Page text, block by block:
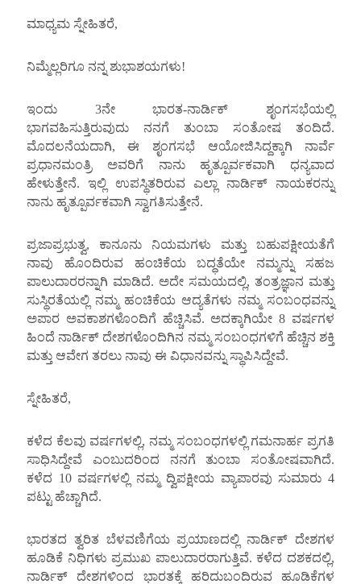
ಮಾಧ್ಯಮ ಸ್ನೇಹಿತರೆ,
ನಿಮ್ಮೆಲ್ಲರಿಗೂ ನನ್ನ ಶುಭಾಶಯಗಳು!
ಇಂದು 3ನೇ ಭಾರತ-ನಾರ್ಡಿಕ್ ಶೃಂಗಸಭೆಯಲ್ಲಿ
ಭಾಗವಹಿಸುತ್ತಿರುವುದು ನನಗೆ ತುಂಬಾ ಸಂತೋಷ ತಂದಿದೆ.
ಮೊದಲನೆಯದಾಗಿ, ಈ ಶೃಂಗಸಭೆ ಆಯೋಜಿಸಿದ್ದಕ್ಕಾಗಿ ನಾರ್ವೆ
ಪ್ರಧಾನಮಂತ್ರಿ ಅವರಿಗೆ ನಾನು ಹೃತ್ಪೂರ್ವಕವಾಗಿ ಧನ್ಯವಾದ
ಹೇಳುತ್ತೇನೆ. ಇಲ್ಲಿ ಉಪಸ್ಥಿತರಿರುವ ಎಲ್ಲಾ ನಾರ್ಡಿಕ್ ನಾಯಕರನ್ನು
ನಾನು ಹೃತ್ಪೂರ್ವಕವಾಗಿ ಸ್ವಾಗತಿಸುತ್ತೇನೆ.
ಪ್ರಜಾಪ್ರಭುತ್ವ, ಕಾನೂನು ನಿಯಮಗಳು ಮತ್ತು ಬಹುಪಕ್ಷೀಯತೆಗೆ
ನಾವು ಹೊಂದಿರುವ ಹಂಚಿಕೆಯ ಬದ್ಧತೆಯೇ ನಮ್ಮನ್ನು ಸಹಜ
ಪಾಲುದಾರರನ್ನಾಗಿ ಮಾಡಿದೆ. ಅದೇ ಸಮಯದಲ್ಲಿ, ತಂತ್ರಜ್ಞಾನ ಮತ್ತು
ಸುಸ್ಥಿರತೆಯಲ್ಲಿ ನಮ್ಮ ಹಂಚಿಕೆಯ ಆದ್ಯತೆಗಳು ನಮ್ಮ ಸಂಬಂಧವನ್ನು
ಅಪಾರ ಅವಕಾಶಗಳೊಂದಿಗೆ ಹೆಚ್ಚಿಸಿವೆ. ಅದಕ್ಕಾಗಿಯೇ 8 ವರ್ಷಗಳ
ಹಿಂದೆ ನಾರ್ಡಿಕ್ ದೇಶಗಳೊಂದಿಗಿನ ನಮ್ಮ ಸಂಬಂಧಗಳಿಗೆ ಹೆಚ್ಚಿನ ಶಕ್ತಿ
ಮತ್ತು ಆವೇಗ ತರಲು ನಾವು ಈ ವಿಧಾನವನ್ನು ಸ್ಥಾಪಿಸಿದ್ದೇವೆ.
ಸ್ನೇಹಿತರೆ,
ಕಳೆದ ಕೆಲವು ವರ್ಷಗಳಲ್ಲಿ, ನಮ್ಮ ಸಂಬಂಧಗಳಲ್ಲಿ ಗಮನಾರ್ಹ ಪ್ರಗತಿ
ಸಾಧಿಸಿದ್ದೇವೆ ಎಂಬುದರಿಂದ ನನಗೆ ತುಂಬಾ ಸಂತೋಷವಾಗಿದೆ.
ಕಳೆದ 10 ವರ್ಷಗಳಲ್ಲಿ ನಮ್ಮ ದ್ವಿಪಕ್ಷೀಯ ವ್ಯಾಪಾರವು ಸುಮಾರು 4
ಪಟ್ಟು ಹೆಚ್ಚಾಗಿದೆ.
ಭಾರತದ ತ್ವರಿತ ಬೆಳವಣಿಗೆಯ ಪ್ರಯಾಣದಲ್ಲಿ ನಾರ್ಡಿಕ್ ದೇಶಗಳ
ಹೂಡಿಕೆ ನಿಧಿಗಳು ಪ್ರಮುಖ ಪಾಲುದಾರರಾಗುತ್ತಿವೆ. ಕಳೆದ ದಶಕದಲ್ಲಿ,
ನಾರ್ಡಿಕ್ ದೇಶಗಳಿಂದ ಭಾರತಕ್ಕೆ ಹರಿದುಬಂದಿರುವ ಹೂಡಿಕೆಗಳ